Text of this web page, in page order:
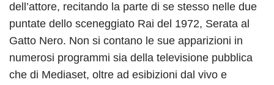
dell’attore, recitando la parte di se stesso nelle due
puntate dello sceneggiato Rai del 1972, Serata al
Gatto Nero. Non si contano le sue apparizioni in
numerosi programmi sia della televisione pubblica
che di Mediaset, oltre ad esibizioni dal vivo e